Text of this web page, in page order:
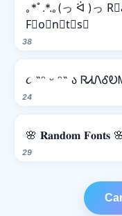
38
｡*ﾟ.*.｡(っ ᐛ )
F⃒o⃒n⃒t⃒s⃒
24
૮ ˶ᵔ ᵕ ᵔ˶ ა
29
🌸 𝐑𝐚𝐧𝐝𝐨𝐦 𝐅𝐨𝐧𝐭𝐬